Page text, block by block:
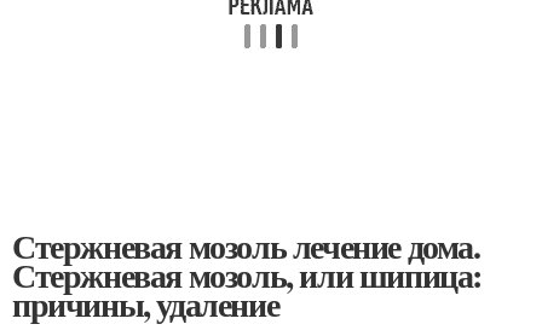
Стержневая мозоль лечение дома.
Стержневая мозоль, или шипица:
причины, удаление